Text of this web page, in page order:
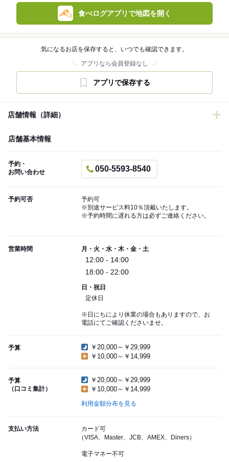
食べログアプリで地図を開く
気になるお店を保存すると、いつでも確認できます。
アプリなら会員登録なし
アプリで保存する
店舗情報（詳細）
店舗基本情報
予約・
お問い合わせ
050-5593-8540
予約可否
予約可
※別途サービス料10％頂戴いたします。
※予約時間に遅れる方は必ずご連絡ください。
営業時間 月・火・水・木・金・土
12:00 - 14:00
18:00 - 22:00
日・祝日
定休日
※日にちにより休業の場合もありますので、お
電話にてご確認くださいませ。
予算
￥20,000～￥29,999
￥10,000～￥14,999
予算
（口コミ集計）
￥20,000～￥29,999
￥10,000～￥14,999
利用金額分布を見る
支払い方法
カード可
（VISA、Master、JCB、AMEX、Diners）
電子マネー不可